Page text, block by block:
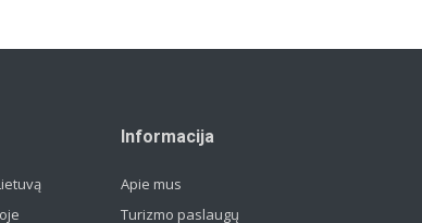
Informacija
Apie mus
Turizmo paslaugų